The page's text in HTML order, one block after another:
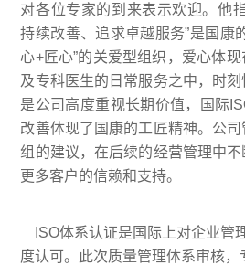
对各位专家的到来表示欢迎。他
持续改善、追求卓越服务”是国康
心+匠心”的关爱型组织，爱心体
及专科医生的日常服务之中，时
是公司高度重视长期价值，国际
改善体现了国康的工匠精神。公
组的建议，在后续的经营管理中
更多客户的信赖和支持。
ISO体系认证是国际上对企业管
度认可。此次质量管理体系审核，